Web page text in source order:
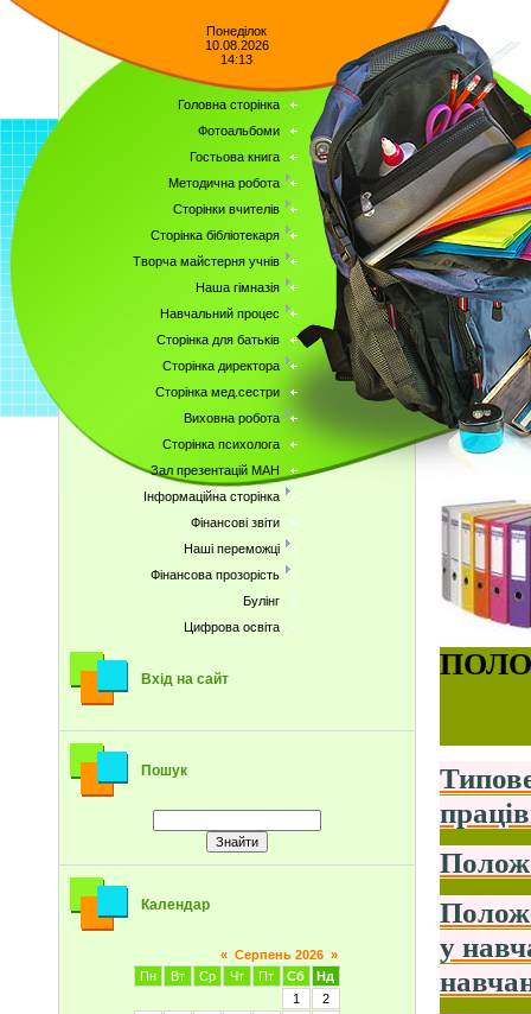
Понеділок
10.08.2026
14:13
Головна сторінка
Фотоальбоми
Гостьова книга
Методична робота
Сторінки вчителів
Сторінка бібліотекаря
Творча майстерня учнів
Наша гімназія
Навчальний процес
Сторінка для батьків
Сторінка директора
Сторінка мед.сестри
Виховна робота
Сторінка психолога
Зал презентацій МАН
Інформаційна сторінка
Фінансові звіти
Наші переможці
Фінансова прозорість
Булінг
Цифрова освіта
Вхід на сайт
Пошук
Календар
« Серпень 2026 »
Пн
Вт Ср Чт Пт Сб
Нд
1
2
у